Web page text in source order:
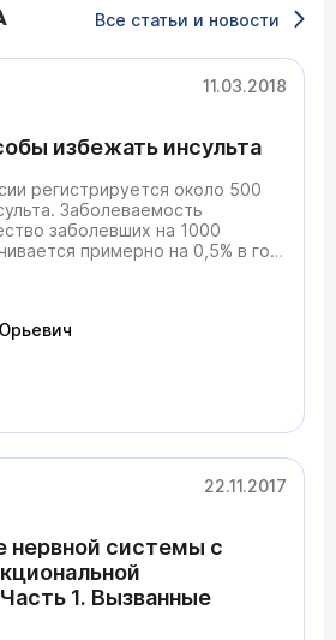
Все статьи и новости
11.03.2018
избежать инсульта
регистрируется около 500
Заболеваемость
заболевших на 1000
примерно на 0,5% в год.
55 лет. В течение года
около 40% больных. После
самостоятельность только
проживает около 1 млн
инсульт.
22.11.2017
нервной системы с
1. Вызванные